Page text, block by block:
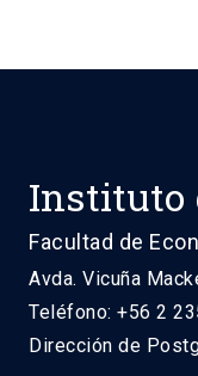
Instituto
Facultad de
Avda. Vicuña
Teléfono: +56 2
Dirección de